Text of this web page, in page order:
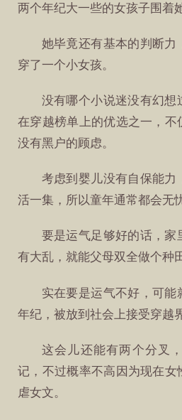
两个年纪大一些的女孩子围着
她毕竟还有基本的判断力
穿了一个小女孩。
没有哪个小说迷没有幻想
在穿越榜单上的优选之一，不
没有黑户的顾虑。
考虑到婴儿没有自保能力
活一集，所以童年通常都会无
要是运气足够好的话，家
有大乱，就能父母双全做个种
实在要是运气不好，可能
年纪，被放到社会上接受穿越
这会儿还能有两个分叉
记，不过概率不高因为现在女
虐女文。